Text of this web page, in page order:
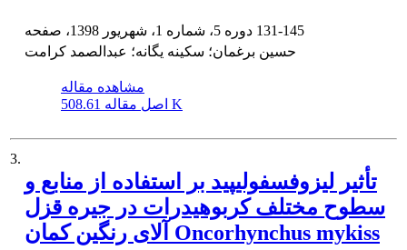
131-145
حسین برغمان؛ سکینه یگانه؛ عبدالصمد کرامت
مشاهده مقاله
اصل مقاله 508.61 K
3.
تأثیر لیزوفسفولیپید بر استفاده از منابع و
سطوح مختلف کربوهیدرات در جیره قزل
آلای رنگین کمان Oncorhynchus mykiss